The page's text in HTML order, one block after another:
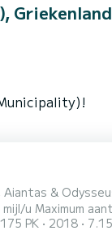
Griekenland
7,15 m x 2,80 m Motor:
9 Wij bieden u korting als u
175 PK 2018